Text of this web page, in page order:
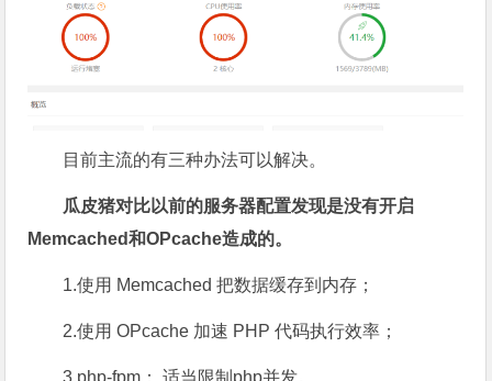
目前主流的有三种办法可以解决。
瓜皮猪对比以前的服务器配置发现是没有开启
Memcached和OPcache造成的。
1.使用 Memcached 把数据缓存到内存；
2.使用 OPcache 加速 PHP 代码执行效率；
3.php-fpm： 适当限制php并发。